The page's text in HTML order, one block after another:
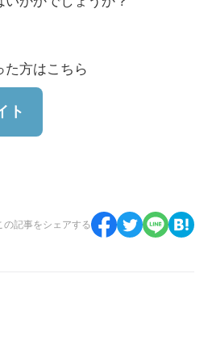
た方はこちら
ト
の記事をシェアする